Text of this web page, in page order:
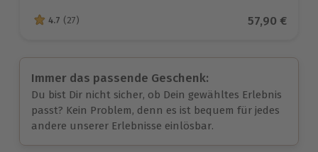
4.7 von 5 Sternen basierend auf 27 Bewertungen
4.7 (27) Aktueller
57,90 €
Immer das passende Geschenk:
Du bist Dir nicht sicher, ob Dein gewähltes Erlebnis
passt? Kein Problem, denn es ist bequem für jedes
andere unserer Erlebnisse einlösbar.